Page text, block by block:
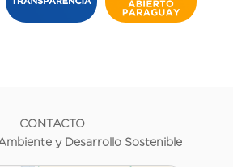
CONTACTO
y Desarrollo Sostenible